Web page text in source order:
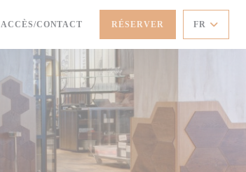
ACCÈS/CONTACT RÉSERVER FR